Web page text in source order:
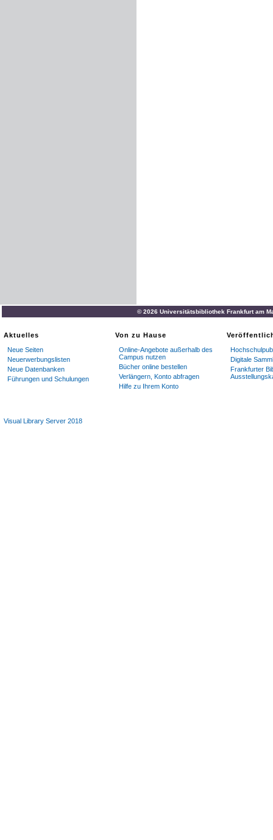
© 2026 Universitätsbibliothek Frankfurt am
Aktuelles
Neue Seiten
Neuerwerbungslisten
Neue Datenbanken
Führungen und Schulungen
Von zu Hause
Online-Angebote außerhalb des
Campus nutzen
Bücher online bestellen
Verlängern, Konto abfragen
Hilfe zu Ihrem Konto
Digitale
Frankfurter
Visual Library Server 2018